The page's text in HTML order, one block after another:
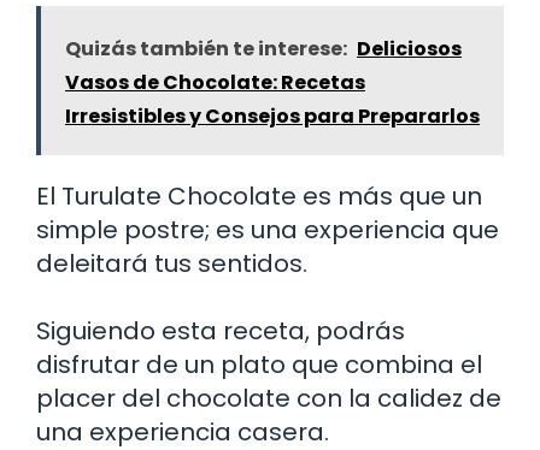
Quizás también te interese: Deliciosos
Vasos de Chocolate: Recetas
Irresistibles y Consejos para Prepararlos
El Turulate Chocolate es más que un
simple postre; es una experiencia que
deleitará tus sentidos.
Siguiendo esta receta, podrás
disfrutar de un plato que combina el
placer del chocolate con la calidez de
una experiencia casera.